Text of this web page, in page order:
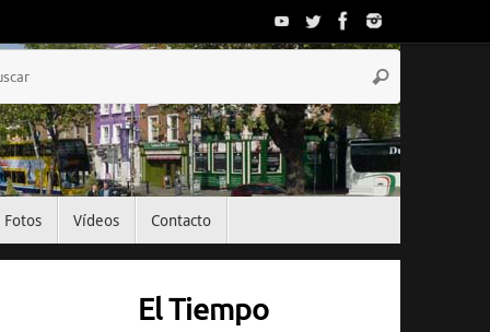
Buscar
Fotos Vídeos Contacto
El Tiempo